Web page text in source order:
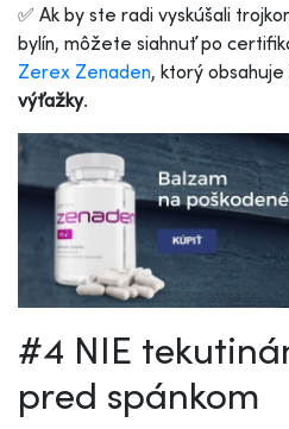
✅ Ak by ste radi vyskúšali
bylín, môžete siahnuť po
Zerex Zenaden, ktorý obsahuje
výťažky.
#4 NIE
pred spánkom